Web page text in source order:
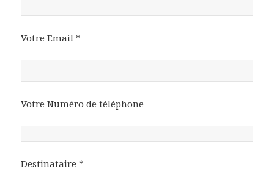
Votre Email *
Votre Numéro de téléphone
Destinataire *